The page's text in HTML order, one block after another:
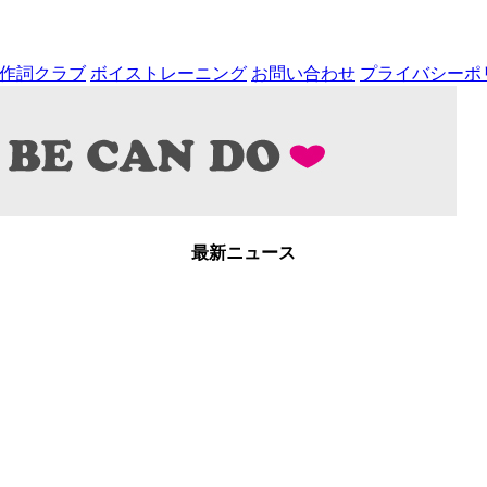
詞クラブ ボイストレーニング お問い合わせ プライバシーポ
最新ニュース